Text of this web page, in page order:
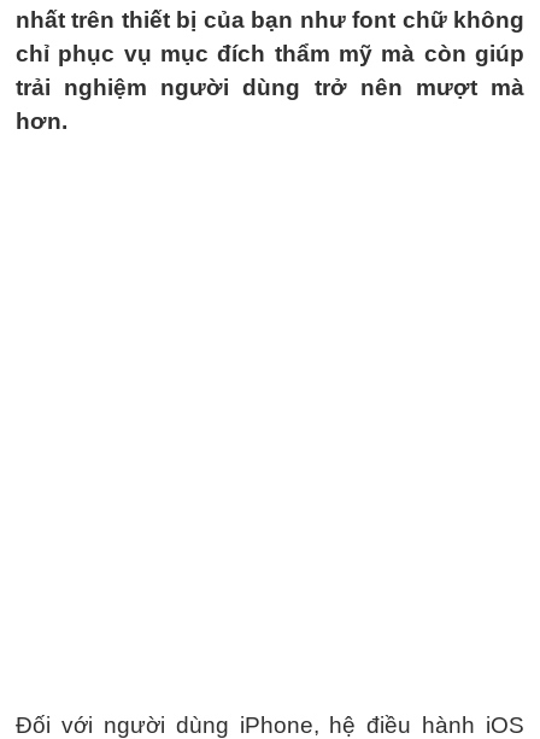
nhất trên thiết bị của bạn như font chữ không
chỉ phục vụ mục đích thẩm mỹ mà còn giúp
trải nghiệm người dùng trở nên mượt mà
hơn.
Đối với người dùng iPhone, hệ điều hành iOS